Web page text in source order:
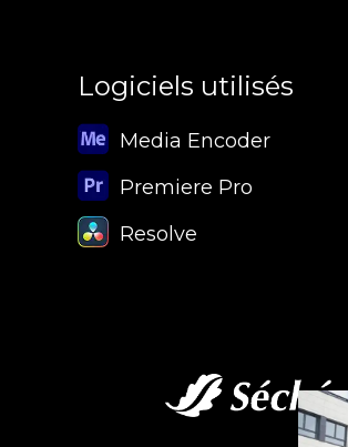
Logiciels utilisés
Media Encoder
Premiere Pro
Resolve